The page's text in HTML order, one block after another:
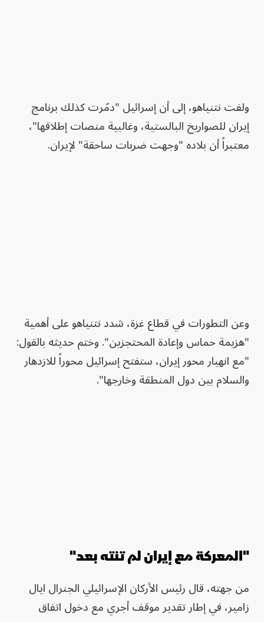
ولفت نتنياهو، إلى أن إسرائيل "دمّرت كذلك برنامج
إيران للصواريخ البالستية، وغالبية منصات إطلاقها"،
معتبراً أن بلاده "وجهت ضربات ساحقة" لإيران.
وعن التطورات في قطاع غزة، شدد نتنياهو على أهمية
"هزيمة حماس وإعادة المحتجزين". وختم حديثه بالقول:
"مع انهيار محور إيران، ستفتح إسرائيل محوراً للازدهار
والسلام بين دول المنطقة وخارجها".
"المعركة مع إيران لم تنته بعد"
من جهته، قال رئيس الأركان الإسرائيلي الجنرال ايال
زامير، في إطار تقدير موقف أجري مع دخول اتفاق